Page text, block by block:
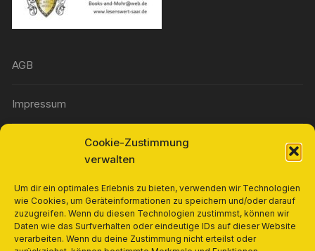
Cookie-Zustimmung
verwalten
Um dir ein optimales Erlebnis zu bieten, verwenden wir Technologien
wie Cookies, um Geräteinformationen zu speichern und/oder darauf
zuzugreifen. Wenn du diesen Technologien zustimmst, können wir
Daten wie das Surfverhalten oder eindeutige IDs auf dieser Website
verarbeiten. Wenn du deine Zustimmung nicht erteilst oder
AGB
Impressum
Widerrufsbelehrung
Cookie-Richtlinie (EU)